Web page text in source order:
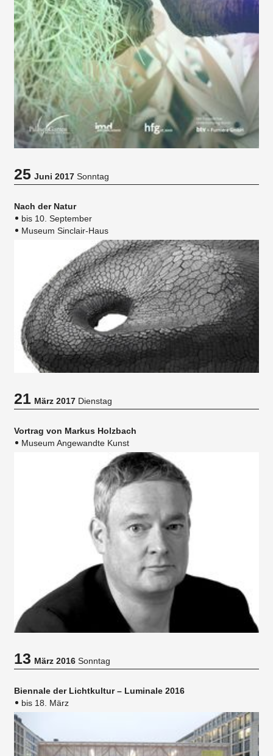
25Juni 2017 Sonntag
Nach der Natur
bis 10. September
Museum Sinclair-Haus
21März 2017 Dienstag
Vortrag von Markus Holzbach
Museum Angewandte Kunst
13März 2016 Sonntag
Biennale der Lichtkultur – Luminale 2016
bis 18. März